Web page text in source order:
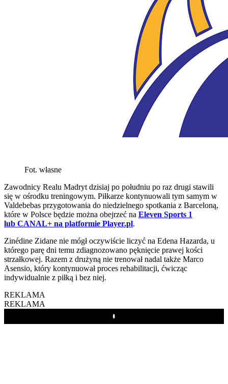
Fot. własne
Zawodnicy Realu Madryt dzisiaj po południu po raz drugi stawili
się w ośrodku treningowym. Piłkarze kontynuowali tym samym w
Valdebebas przygotowania do niedzielnego spotkania z Barceloną,
które w Polsce będzie można obejrzeć na Eleven Sports 1
lub CANAL+ na platformie Player.pl.
Zinédine Zidane nie mógł oczywiście liczyć na Edena Hazarda, u
którego parę dni temu zdiagnozowano pęknięcie prawej kości
strzałkowej. Razem z drużyną nie trenował nadal także Marco
Asensio, który kontynuował proces rehabilitacji, ćwicząc
indywidualnie z piłką i bez niej.
REKLAMA
REKLAMA
Play